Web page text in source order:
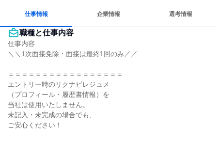
仕事情報 企業情報 選考情報
職種と仕事内容
仕事内容
＼＼1次面接免除・面接は最終1回のみ／／
＝＝＝＝＝＝＝＝＝＝＝＝＝＝＝＝＝
エントリー時のリクナビレジュメ
（プロフィール・履歴書情報）を
当社は使用いたしません。
未記入・未完成の場合でも、
ご安心ください！